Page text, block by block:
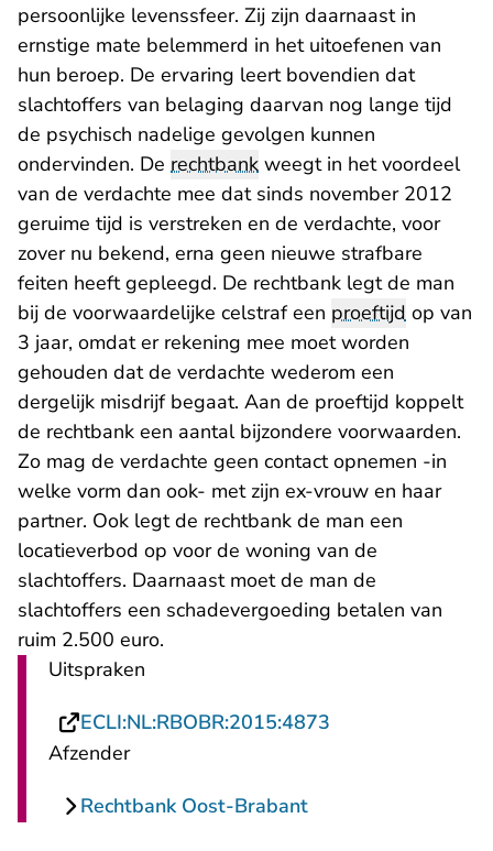
persoonlijke levenssfeer. Zij zijn daarnaast in
ernstige mate belemmerd in het uitoefenen van
hun beroep. De ervaring leert bovendien dat
slachtoffers van belaging daarvan nog lange tijd
de psychisch nadelige gevolgen kunnen
ondervinden. De rechtbank weegt in het voordeel
van de verdachte mee dat sinds november 2012
geruime tijd is verstreken en de verdachte, voor
zover nu bekend, erna geen nieuwe strafbare
feiten heeft gepleegd. De rechtbank legt de man
bij de voorwaardelijke celstraf een proeftijd op van
3 jaar, omdat er rekening mee moet worden
gehouden dat de verdachte wederom een
dergelijk misdrijf begaat. Aan de proeftijd koppelt
de rechtbank een aantal bijzondere voorwaarden.
Zo mag de verdachte geen contact opnemen -in
welke vorm dan ook- met zijn ex-vrouw en haar
partner. Ook legt de rechtbank de man een
locatieverbod op voor de woning van de
slachtoffers. Daarnaast moet de man de
slachtoffers een schadevergoeding betalen van
ruim 2.500 euro.
Uitspraken
ECLI:NL:RBOBR:2015:4873
Afzender
Rechtbank Oost-Brabant